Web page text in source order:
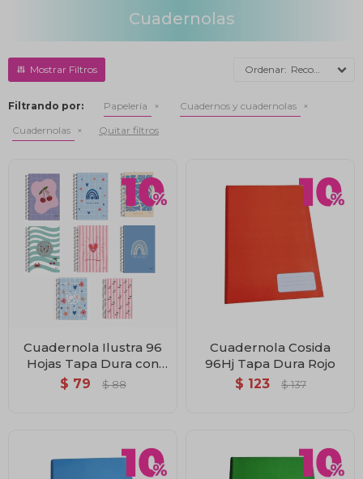
Cuadernolas
Recomendados
Filtrando por: Papelería
Cuadernos y cuadernolas
Cuadernolas
Quitar filtros
Cuadernola Ilustra 96
Hojas Tapa Dura con
Espiral
$ 79 $ 88
Cuadernola Cosida
96Hj Tapa Dura Rojo
$ 123 $ 137